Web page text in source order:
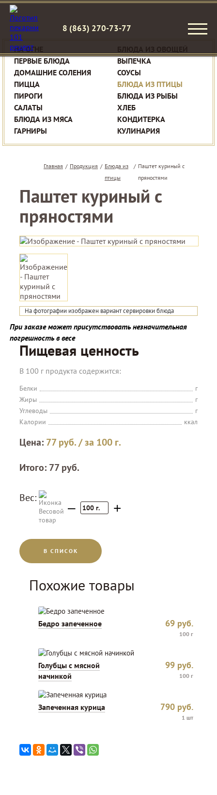
8 (863) 270-73-77
НА ОГНЕ
ПЕРВЫЕ БЛЮДА
ДОМАШНИЕ СОЛЕНИЯ
ПИЦЦА
ПИРОГИ
САЛАТЫ
БЛЮДА ИЗ МЯСА
ГАРНИРЫ
ВЫПЕЧКА
СОУСЫ
БЛЮДА ИЗ ПТИЦЫ
БЛЮДА ИЗ РЫБЫ
ХЛЕБ
КОНДИТЕРКА
КУЛИНАРИЯ
Главная / Продукция / Блюда из
птицы
/ Паштет куриный с
пряностями
Паштет куриный с
пряностями
На фотографии изображен вариант сервировки блюда
При заказе может присутствовать незначительная
погрешность в весе
Пищевая ценность
В 100 г продукта содержится:
Белки
г
Жиры
г
Углеводы
г
Калории
ккал
Цена: 77 руб./ за 100 г.
Итого: 77руб.
Вес:
– 100 г. +
В СПИСОК
Похожие товары
Бедро запеченное 69 руб.
100 г
Голубцы с мясной
начинкой
99 руб.
100 г
Запеченная курица 790 руб.
1 шт